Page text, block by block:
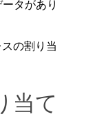
タがあり
の割り当
当て